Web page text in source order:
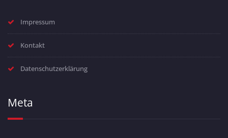
Impressum
Kontakt
Datenschutzerklärung
Meta